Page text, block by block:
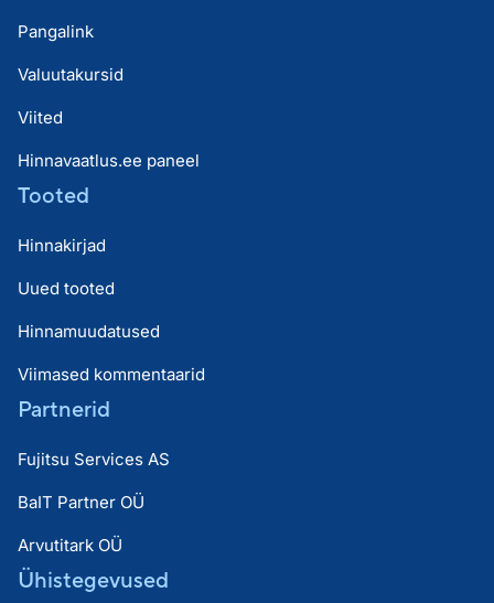
Pangalink
Valuutakursid
Viited
Hinnavaatlus.ee paneel
Tooted
Hinnakirjad
Uued tooted
Hinnamuudatused
Viimased kommentaarid
Partnerid
Fujitsu Services AS
BaIT Partner OÜ
Arvutitark OÜ
Ühistegevused